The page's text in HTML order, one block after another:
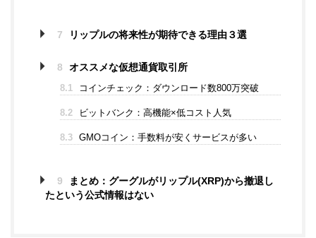
7 リップルの将来性が期待できる理由３選
8 オススメな仮想通貨取引所
8.1 コインチェック：ダウンロード数800万突破
8.2 ビットバンク：高機能×低コスト人気
8.3 GMOコイン：手数料が安くサービスが多い
9
まとめ：グーグルがリップル(XRP)から撤退し
たという公式情報はない